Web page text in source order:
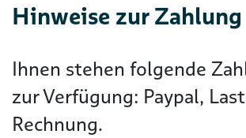
Hinweise zur Zahlung
Ihnen stehen folgende
zur Verfügung: Paypal,
Rechnung.